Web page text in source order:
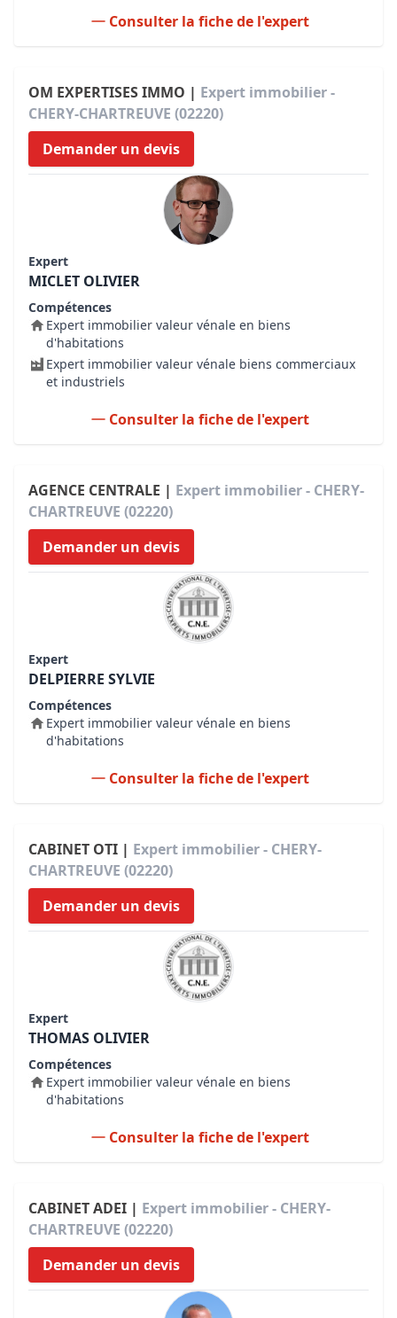
Consulter la fiche de l'expert
OM EXPERTISES IMMO | Expert immobilier -
CHERY-CHARTREUVE (02220)
Demander un devis
Expert
MICLET OLIVIER
Compétences
Expert immobilier valeur vénale en biens
d'habitations
Expert immobilier valeur vénale biens commerciaux
et industriels
Consulter la fiche de l'expert
AGENCE CENTRALE | Expert immobilier - CHERY-
CHARTREUVE (02220)
Demander un devis
Expert
DELPIERRE SYLVIE
Compétences
Expert immobilier valeur vénale en biens
d'habitations
Consulter la fiche de l'expert
CABINET OTI | Expert immobilier - CHERY-
CHARTREUVE (02220)
Demander un devis
Expert
THOMAS OLIVIER
Compétences
Expert immobilier valeur vénale en biens
d'habitations
Consulter la fiche de l'expert
CABINET ADEI | Expert immobilier - CHERY-
CHARTREUVE (02220)
Demander un devis